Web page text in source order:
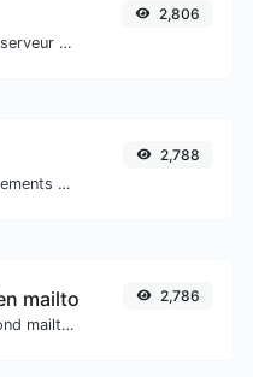
Ping un site web, un serveur ou un port.
2,806
Trouver les enregistrements DNS A, AAAA, CNAME, MX, NS, TXT, SOA d'un hôte.
2,788
mailto
Générer un lien profond mailto avec sujet, corps, cc, cci et obtenir également le code HTML.
2,786